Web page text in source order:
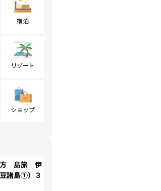
宿泊
リゾート
ショップ
方 島旅 伊
諸島①）３